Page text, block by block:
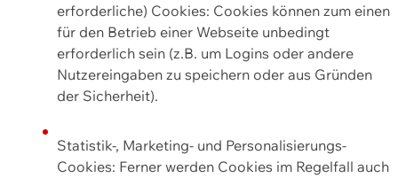
erforderliche) Cookies: Cookies können zum einen
für den Betrieb einer Webseite unbedingt
erforderlich sein (z.B. um Logins oder andere
Nutzereingaben zu speichern oder aus Gründen
der Sicherheit).
Statistik-, Marketing- und Personalisierungs-
Cookies: Ferner werden Cookies im Regelfall auch